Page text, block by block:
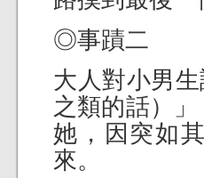
◎事蹟二
大人對小男
之類的話）
她，因突如
來。